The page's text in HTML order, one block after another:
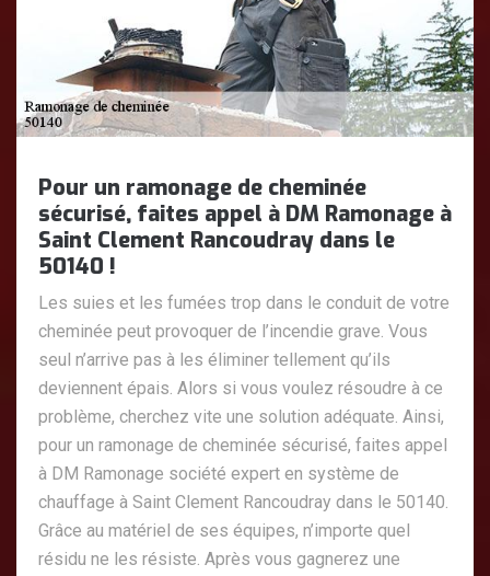
Pour un ramonage de cheminée
sécurisé, faites appel à DM Ramonage à
Saint Clement Rancoudray dans le
50140 !
Les suies et les fumées trop dans le conduit de votre
cheminée peut provoquer de l’incendie grave. Vous
seul n’arrive pas à les éliminer tellement qu’ils
deviennent épais. Alors si vous voulez résoudre à ce
problème, cherchez vite une solution adéquate. Ainsi,
pour un ramonage de cheminée sécurisé, faites appel
à DM Ramonage société expert en système de
chauffage à Saint Clement Rancoudray dans le 50140.
Grâce au matériel de ses équipes, n’importe quel
résidu ne les résiste. Après vous gagnerez une